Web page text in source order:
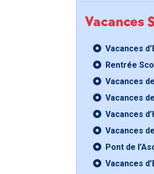
Vacances
Vacances
Rentrée
Vacances
Vacances
Vacances
Vacances
Pont de
Vacances